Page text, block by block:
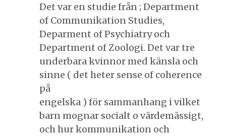
Det var en studie från ; Department
of Communikation Studies,
Deparment of Psychiatry och
Department of Zoologi. Det var tre
underbara kvinnor med känsla och
sinne ( det heter sense of coherence
på
engelska ) för sammanhang i vilket
barn mognar socialt o värdemässigt,
och hur kommunikation och